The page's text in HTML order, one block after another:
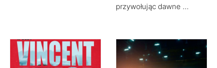
przywołując dawne …